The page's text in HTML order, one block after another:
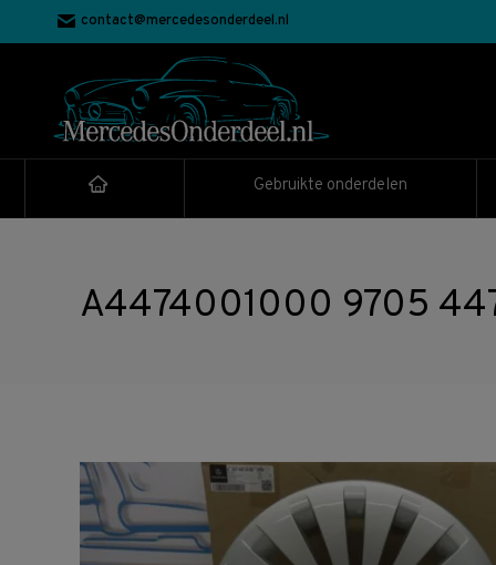
contact@mercedesonderdeel.nl
Gebruikte onderdelen
A4474001000 9705